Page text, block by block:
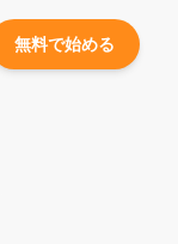
無料で始める